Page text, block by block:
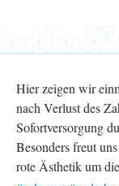
Hier zeigen wir
nach Verlust des
Sofortversorgung
Besonders freut
rote Ästhetik um